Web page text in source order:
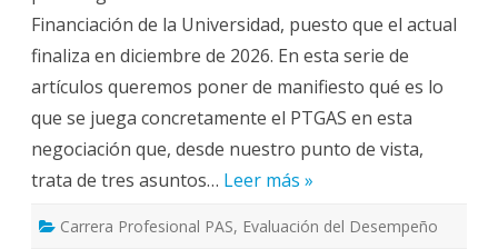
de
la
Carrera
a
la
DGA
Financiación de la Universidad, puesto que el actual
finaliza en diciembre de 2026. En esta serie de
artículos queremos poner de manifiesto qué es lo
que se juega concretamente el PTGAS en esta
negociación que, desde nuestro punto de vista,
trata de tres asuntos… Leer más »
Carrera Profesional PAS, Evaluación del Desempeño